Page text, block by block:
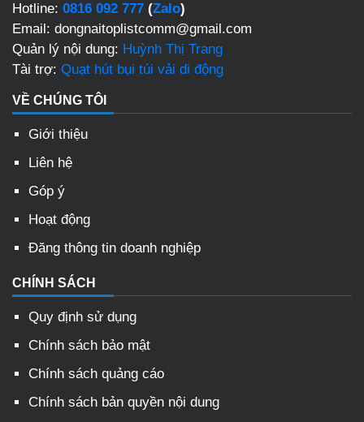
Hotline: 0816 092 777 (Zalo)
Email: dongnaitoplistcomm@gmail.com
Quản lý nội dung: Huỳnh Thị Trang
Tài trợ: Quạt hút bụi túi vải di động
VỀ CHÚNG TÔI
Giới thiệu
Liên hệ
Góp ý
Hoạt động
Đăng thông tin doanh nghiệp
CHÍNH SÁCH
Quy định sử dụng
Chính sách bảo mật
Chính sách quảng cáo
Chính sách bản quyền nội dung